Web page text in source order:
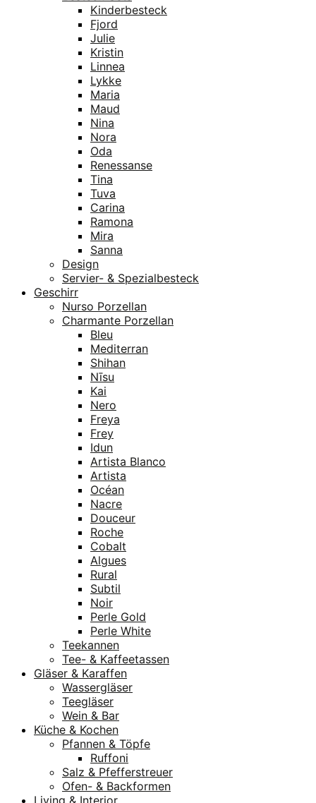
Kinderbesteck
Fjord
Julie
Kristin
Linnea
Lykke
Maria
Maud
Nina
Nora
Oda
Renessanse
Tina
Tuva
Carina
Ramona
Mira
Sanna
Design
Servier- & Spezialbesteck
Geschirr
Nurso Porzellan
Charmante Porzellan
Bleu
Mediterran
Shihan
Nīsu
Kai
Nero
Freya
Frey
Idun
Artista Blanco
Artista
Océan
Nacre
Douceur
Roche
Cobalt
Algues
Rural
Subtil
Noir
Perle Gold
Perle White
Teekannen
Tee- & Kaffeetassen
Gläser & Karaffen
Wassergläser
Teegläser
Wein & Bar
Küche & Kochen
Pfannen & Töpfe
Ruffoni
Salz & Pfefferstreuer
Ofen- & Backformen
Living & Interior